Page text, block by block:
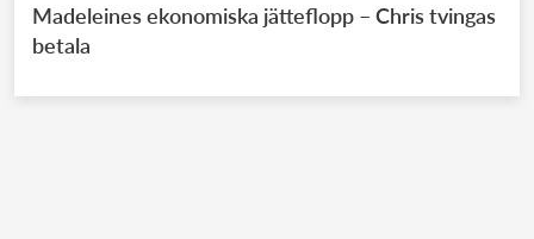
Madeleines ekonomiska jätteflopp – Chris tvingas
betala